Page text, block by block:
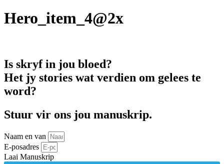
Hero_item_4@2x
Is skryf in jou bloed?
Het jy stories wat verdien om gelees te
word?
Stuur vir ons jou manuskrip.
Naam en van
E-posadres
Laai Manuskrip